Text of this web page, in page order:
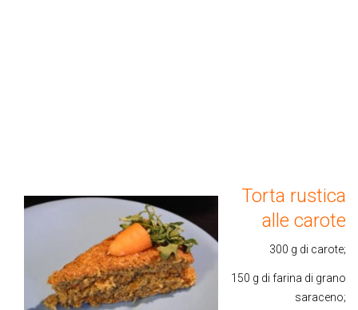
Torta rustica
alle carote
300 g di carote;
150 g di farina di grano
saraceno;